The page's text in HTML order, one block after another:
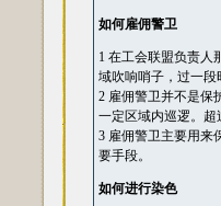
如何雇佣警卫
1 在工会联盟负责人
域吹响哨子，过一
2 雇佣警卫并不是保
一定区域内巡逻。
3 雇佣警卫主要用来
要手段。
如何进行染色